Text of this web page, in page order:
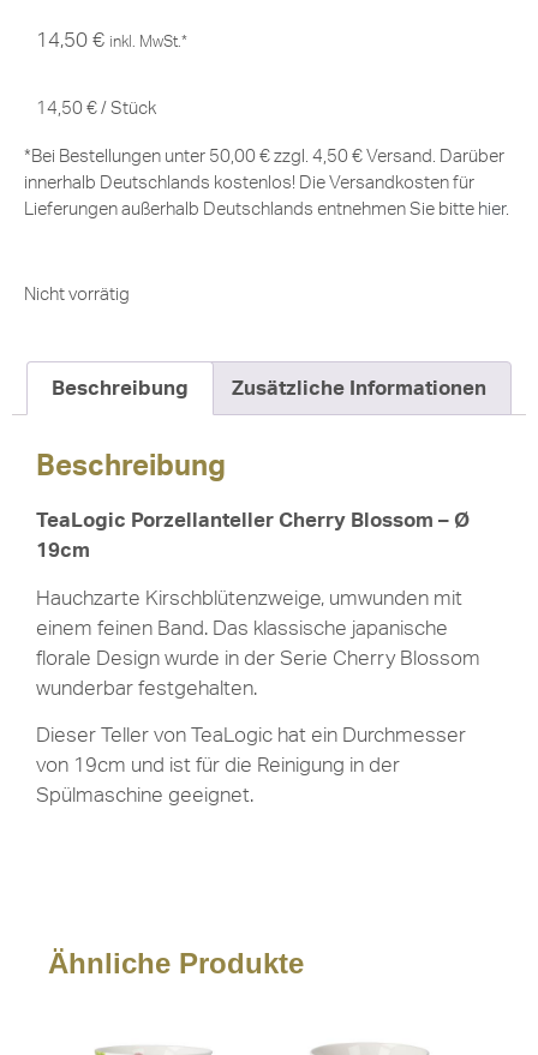
14,50 € inkl. MwSt.*
14,50 € / Stück
*Bei Bestellungen unter 50,00 € zzgl. 4,50 € Versand. Darüber
innerhalb Deutschlands kostenlos! Die Versandkosten für
Lieferungen außerhalb Deutschlands entnehmen Sie bitte hier.
Nicht vorrätig
Beschreibung Zusätzliche Informationen
Beschreibung
TeaLogic Porzellanteller Cherry Blossom – Ø
19cm
Hauchzarte Kirschblütenzweige, umwunden mit
einem feinen Band. Das klassische japanische
florale Design wurde in der Serie Cherry Blossom
wunderbar festgehalten.
Dieser Teller von TeaLogic hat ein Durchmesser
von 19cm und ist für die Reinigung in der
Spülmaschine geeignet.
Ähnliche Produkte